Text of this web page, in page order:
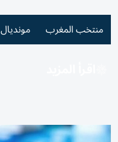
منتخب المغرب مونديال 2026